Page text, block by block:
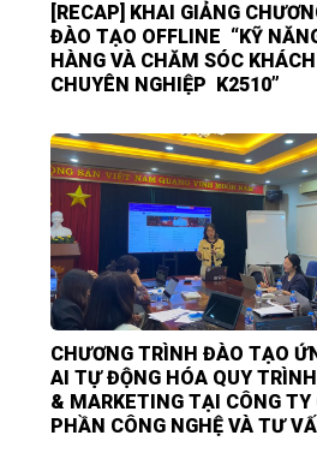
[RECAP] KHAI GIẢNG
ĐÀO TẠO OFFLINE “KỸ
HÀNG VÀ CHĂM SÓC
CHUYÊN NGHIỆP K2510”
CHƯƠNG TRÌNH ĐÀO TẠO
AI TỰ ĐỘNG HÓA QUY
& MARKETING TẠI CÔNG TY
PHẦN CÔNG NGHỆ VÀ TƯ